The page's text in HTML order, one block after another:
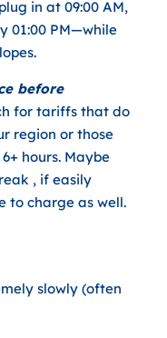
in at 09:00 AM,
01:00 PM—while
before
for tariffs that do
region or those
hours. Maybe
, if easily
to charge as well.
slowly (often